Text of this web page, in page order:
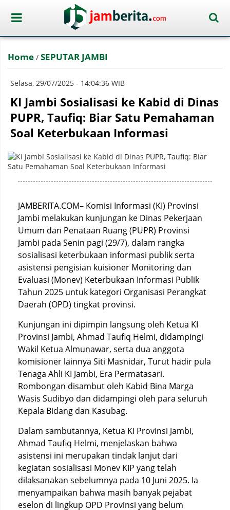
Home / SEPUTAR JAMBI
Selasa, 29/07/2025 - 14:04:36 WIB
KI Jambi Sosialisasi ke Kabid di Dinas
PUPR, Taufiq: Biar Satu Pemahaman
Soal Keterbukaan Informasi
JAMBERITA.COM– Komisi Informasi (KI) Provinsi
Jambi melakukan kunjungan ke Dinas Pekerjaan
Umum dan Penataan Ruang (PUPR) Provinsi
Jambi pada Senin pagi (29/7), dalam rangka
sosialisasi keterbukaan informasi publik serta
asistensi pengisian kuisioner Monitoring dan
Evaluasi (Monev) Keterbukaan Informasi Publik
Tahun 2025 untuk kategori Organisasi Perangkat
Daerah (OPD) tingkat provinsi.
Kunjungan ini dipimpin langsung oleh Ketua KI
Provinsi Jambi, Ahmad Taufiq Helmi, didampingi
Wakil Ketua Almunawar, serta dua anggota
komisioner lainnya Siti Masnidar, Turut hadir pula
Tenaga Ahli KI Jambi, Era Permatasari.
Rombongan disambut oleh Kabid Bina Marga
Wasis Sudibyo dan didampingi oleh para seluruh
Kepala Bidang dan Kasubag.
Dalam sambutannya, Ketua KI Provinsi Jambi,
Ahmad Taufiq Helmi, menjelaskan bahwa
asistensi ini merupakan tindak lanjut dari
kegiatan sosialisasi Monev KIP yang telah
dilaksanakan sebelumnya pada 10 Juni 2025. Ia
menyampaikan bahwa masih banyak pejabat
eselon di lingkup OPD Provinsi yang belum